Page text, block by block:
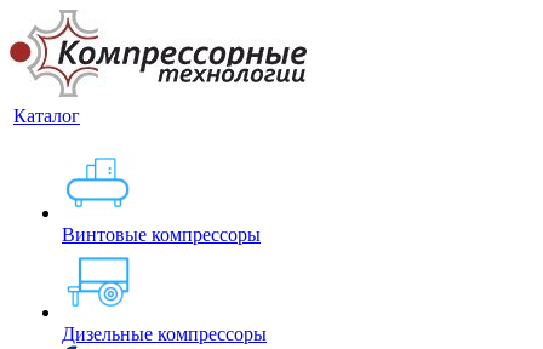
Каталог
Винтовые компрессоры
Дизельные компрессоры